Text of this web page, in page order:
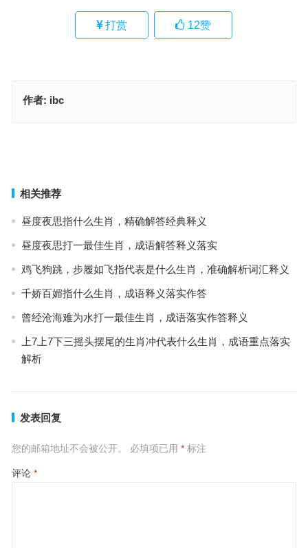
打赏 12赞
作者: ibc
相关推荐
昼度夜思指什么生肖，精确解答经典释义
昼度夜思打一最佳生肖，成语解答释义落实
鸡飞狗跳，步履如飞指代表是什么生肖，准确解析词汇释义
千娇百媚指什么生肖，成语释义落实作答
曾经沧海难为水打一最佳生肖，成语落实作答释义
上7上7下三摇头摆尾的生肖冲代表什么生肖，成语重点落实
解析
发表回复
您的邮箱地址不会被公开。 必填项已用 *标注
评论 *